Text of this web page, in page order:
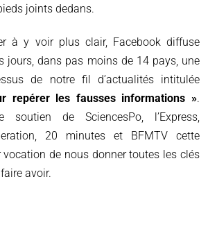
joints dedans.
à y voir plus clair, Facebook diffuse
jours, dans pas moins de 14 pays, une
de notre fil d’actualités intitulée
repérer les fausses informations ».
soutien de SciencesPo, l’Express,
20 minutes et BFMTV cette
de nous donner toutes les clés
avoir.